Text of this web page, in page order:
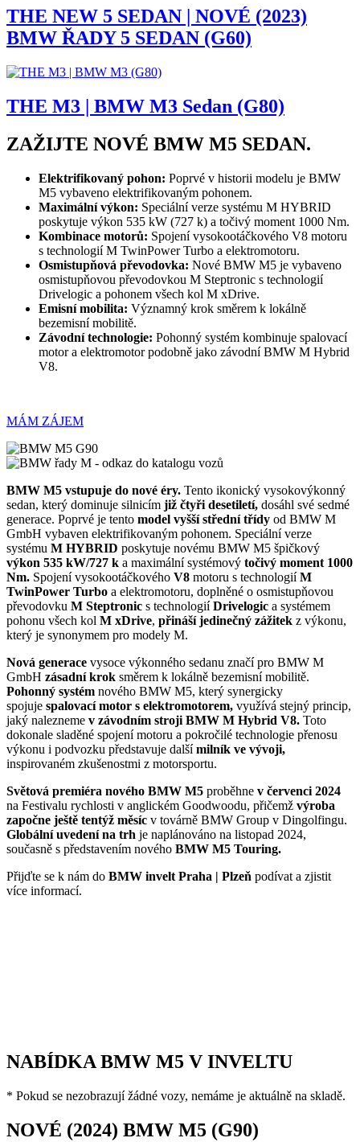
THE NEW 5 SEDAN | NOVÉ (2023)
BMW ŘADY 5 SEDAN (G60)
THE M3 | BMW M3 Sedan (G80)
ZAŽIJTE NOVÉ BMW M5 SEDAN.
Elektrifikovaný pohon: Poprvé v historii modelu je BMW
M5 vybaveno elektrifikovaným pohonem.
Maximální výkon: Speciální verze systému M HYBRID
poskytuje výkon 535 kW (727 k) a točivý moment 1000 Nm.
Kombinace motorů: Spojení vysokootáčkového V8 motoru
s technologií M TwinPower Turbo a elektromotoru.
Osmistupňová převodovka: Nové BMW M5 je vybaveno
osmistupňovou převodovkou M Steptronic s technologií
Drivelogic a pohonem všech kol M xDrive.
Emisní mobilita: Významný krok směrem k lokálně
bezemisní mobilitě.
Závodní technologie: Pohonný systém kombinuje spalovací
motor a elektromotor podobně jako závodní BMW M Hybrid
V8.
MÁM ZÁJEM
BMW M5 vstupuje do nové éry. Tento ikonický vysokovýkonný
sedan, který dominuje silnicím již čtyři desetiletí, dosáhl své sedmé
generace. Poprvé je tento model vyšší střední třídy od BMW M
GmbH vybaven elektrifikovaným pohonem. Speciální verze
systému M HYBRID poskytuje novému BMW M5 špičkový
výkon 535 kW/727 k a maximální systémový točivý moment 1000
Nm. Spojení vysokootáčkového V8 motoru s technologiíM
TwinPower Turbo a elektromotoru, doplněné o osmistupňovou
převodovku M Steptronic s technologiíDrivelogic a systémem
pohonu všech kol M xDrive, přináší jedinečný zážitek z výkonu,
který je synonymem pro modely M.
Nová generace vysoce výkonného sedanu značí pro BMW M
GmbH zásadní krok směrem k lokálně bezemisní mobilitě.
Pohonný systém nového BMW M5, který synergicky
spojuje spalovací motor s elektromotorem, využívá stejný princip,
jaký nalezneme v závodním stroji BMW M Hybrid V8. Toto
dokonale sladěné spojení motoru a pokročilé technologie přenosu
výkonu i podvozku představuje dalšímilník ve vývoji,
inspirovaném zkušenostmi z motorsportu.
Světová premiéra nového BMW M5 proběhne v červenci 2024
na Festivalu rychlosti v anglickém Goodwoodu, přičemž výroba
započne ještě tentýž měsíc v továrně BMW Group v Dingolfingu.
Globální uvedení na trh je naplánováno na listopad 2024,
současně s představením nového BMW M5 Touring.
Přijďte se k nám do BMW invelt Praha | Plzeň podívat a zjistit
více informací.
NABÍDKA BMW M5 V INVELTU
* Pokud se nezobrazují žádné vozy, nemáme je aktuálně na skladě.
NOVÉ (2024) BMW M5 (G90)